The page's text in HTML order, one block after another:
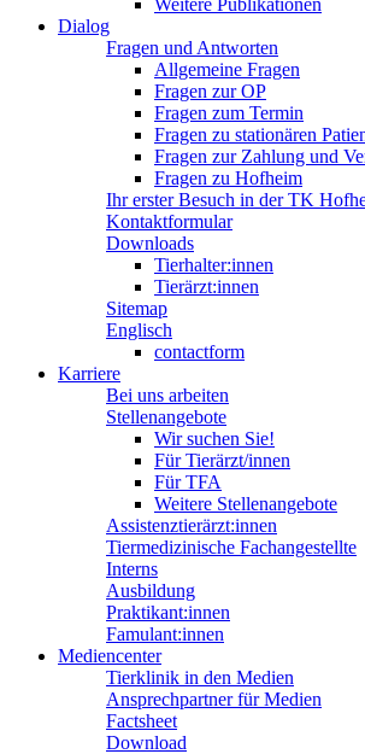
Weitere Publikationen
Dialog
Fragen und Antworten
Allgemeine Fragen
Fragen zur OP
Fragen zum Termin
Fragen zu stationären
Fragen zur Zahlung und
Fragen zu Hofheim
Ihr erster Besuch in der TK
Kontaktformular
Downloads
Tierhalter:innen
Tierärzt:innen
Sitemap
Englisch
contactform
Karriere
Bei uns arbeiten
Stellenangebote
Wir suchen Sie!
Für Tierärzt/innen
Für TFA
Weitere Stellenangebote
Assistenztierärzt:innen
Tiermedizinische Fachangestellte
Interns
Ausbildung
Praktikant:innen
Famulant:innen
Mediencenter
Tierklinik in den Medien
Ansprechpartner für Medien
Factsheet
Download